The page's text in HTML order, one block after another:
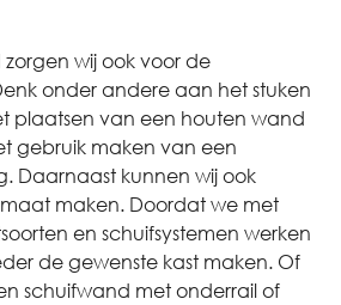
wij ook voor de
onder andere aan het stuken
plaatsen van een houten wand
gebruik maken van een
Daarnaast kunnen wij ook
maken. Doordat we met
en schuifsystemen werken
de gewenste kast maken. Of
schuifwand met onderrail of